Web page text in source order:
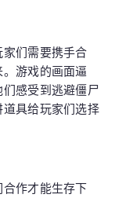
们需要携手合
游戏的画面逼
感受到逃避僵尸
具给玩家们选择
作才能生存下